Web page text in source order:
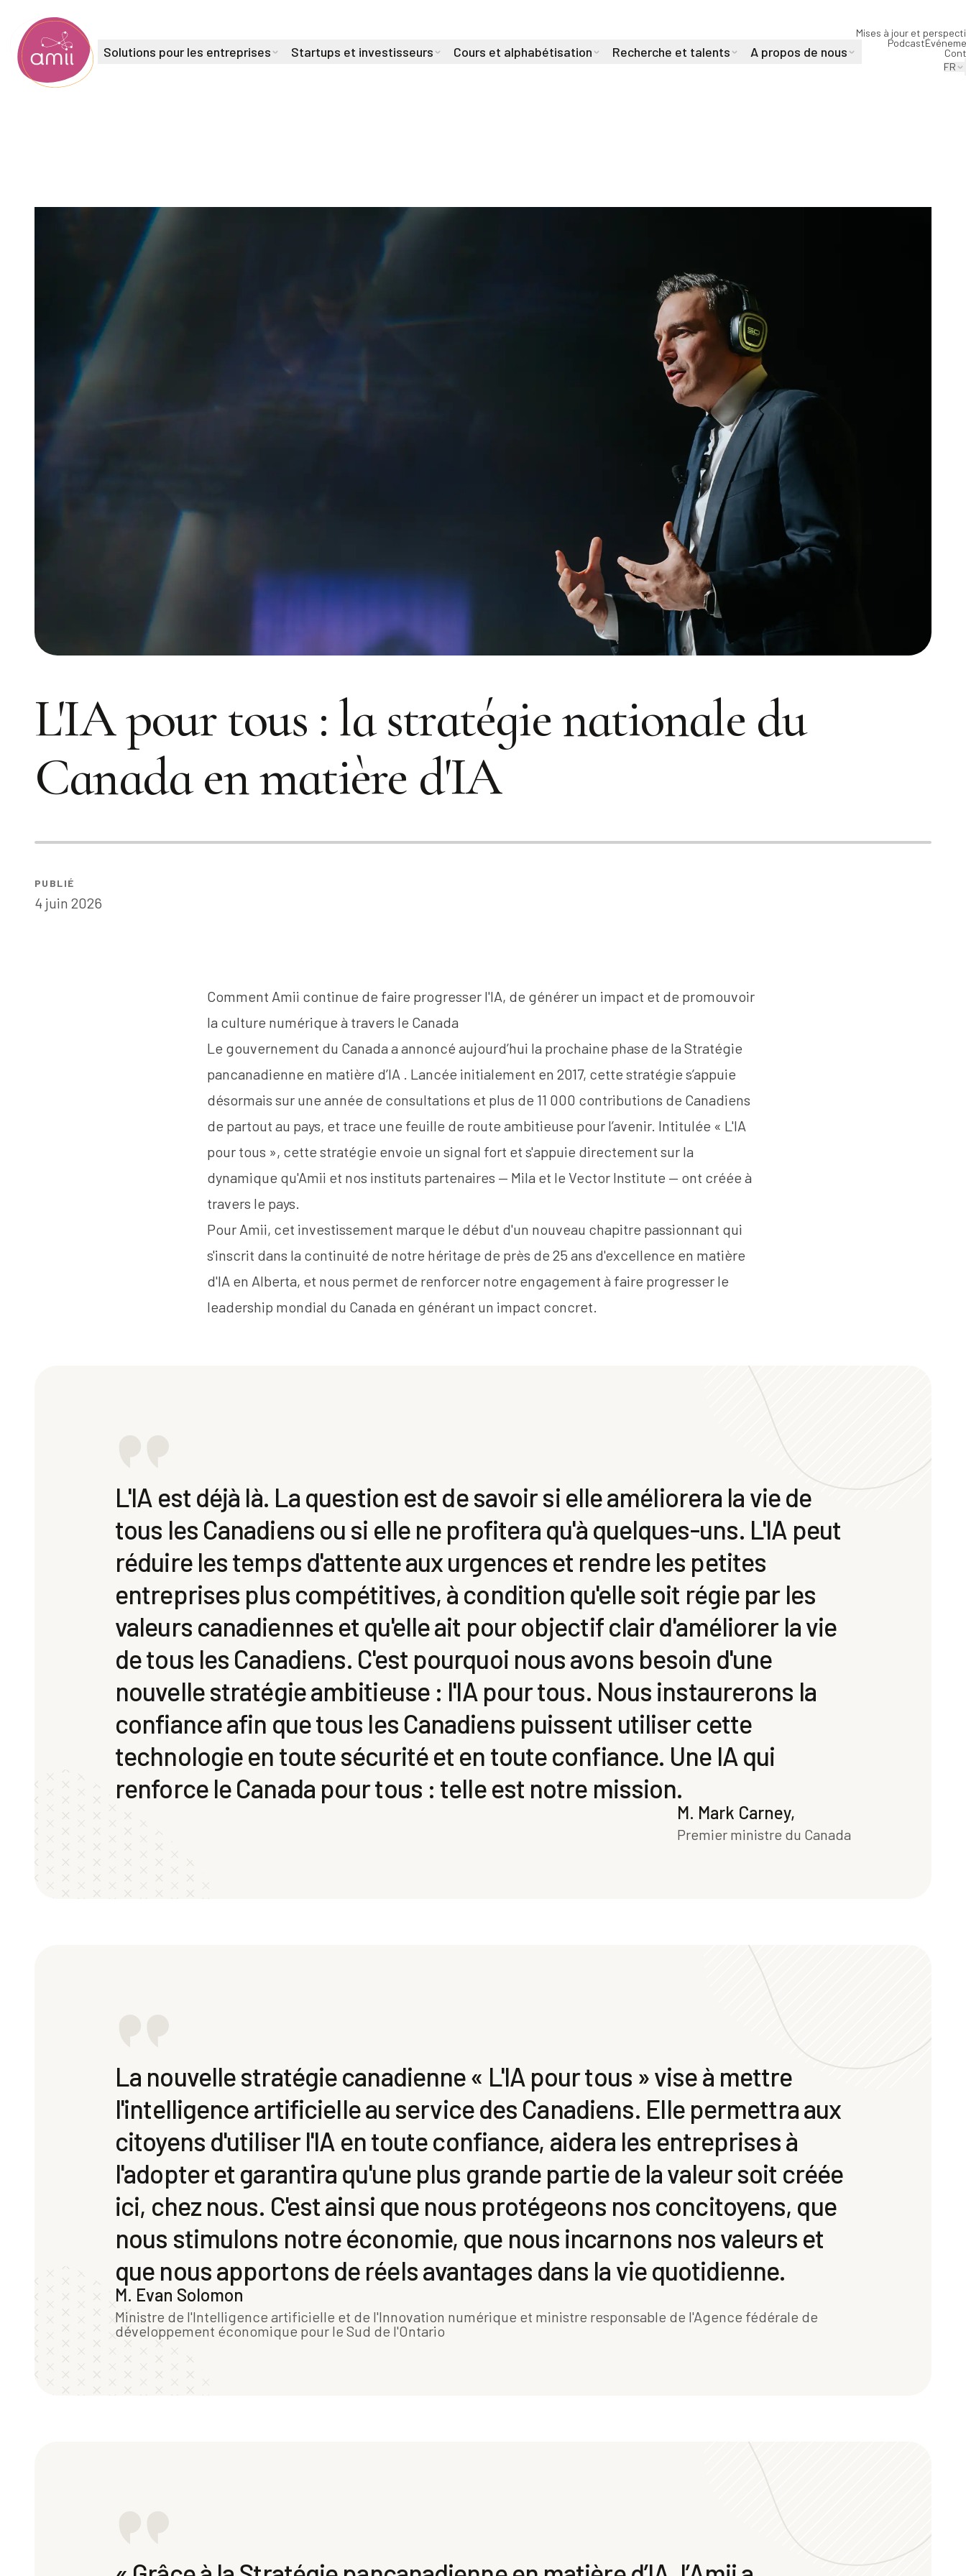
Institut de l'intelligence artificielle de l'Alberta
Solutions pour les entreprises Startups et investisseurs Cours et alphabétisation Recherche et talents A propos de nous
Mises à jour et
Podcast
FR
L'IA pour tous : la stratégie nationale du
Canada en matière d'IA
PUBLIÉ
4 juin 2026
Comment Amii continue de faire progresser l'IA, de générer un impact et de promouvoir
la culture numérique à travers le Canada
Le gouvernement du Canada a annoncé aujourd’hui la prochaine phase de la Stratégie
pancanadienne en matière d’IA . Lancée initialement en 2017, cette stratégie s’appuie
désormais sur une année de consultations et plus de 11 000 contributions de Canadiens
de partout au pays, et trace une feuille de route ambitieuse pour l’avenir. Intitulée « L'IA
pour tous », cette stratégie envoie un signal fort et s'appuie directement sur la
dynamique qu'Amii et nos instituts partenaires — Mila et le Vector Institute — ont créée à
travers le pays.
Pour Amii, cet investissement marque le début d'un nouveau chapitre passionnant qui
s'inscrit dans la continuité de notre héritage de près de 25 ans d'excellence en matière
d'IA en Alberta, et nous permet de renforcer notre engagement à faire progresser le
leadership mondial du Canada en générant un impact concret.
L'IA est déjà là. La question est de savoir si elle améliorera la vie de
tous les Canadiens ou si elle ne profitera qu'à quelques-uns. L'IA peut
réduire les temps d'attente aux urgences et rendre les petites
entreprises plus compétitives, à condition qu'elle soit régie par les
valeurs canadiennes et qu'elle ait pour objectif clair d'améliorer la vie
de tous les Canadiens. C'est pourquoi nous avons besoin d'une
nouvelle stratégie ambitieuse : l'IA pour tous. Nous instaurerons la
confiance afin que tous les Canadiens puissent utiliser cette
technologie en toute sécurité et en toute confiance. Une IA qui
renforce le Canada pour tous : telle est notre mission.
M. Mark Carney,
Premier ministre du Canada
La nouvelle stratégie canadienne « L'IA pour tous » vise à mettre
l'intelligence artificielle au service des Canadiens. Elle permettra aux
citoyens d'utiliser l'IA en toute confiance, aidera les entreprises à
l'adopter et garantira qu'une plus grande partie de la valeur soit créée
ici, chez nous. C'est ainsi que nous protégeons nos concitoyens, que
nous stimulons notre économie, que nous incarnons nos valeurs et
que nous apportons de réels avantages dans la vie quotidienne.
M. Evan Solomon
Ministre de l'Intelligence artificielle et de l'Innovation numérique et ministre responsable de l'Agence fédérale de
développement économique pour le Sud de l'Ontario